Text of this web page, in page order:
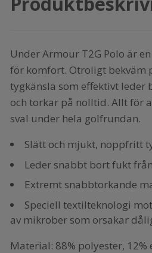
Under Armour T2G Polo är
för komfort. Otroligt bekväm
tygkänsla som effektivt leder
och torkar på nolltid. Allt för
sval under hela golfrundan.
Slätt och mjukt, noppfritt
Leder snabbt bort fukt
Extremt snabbtorkande
Speciell textilteknologi
av mikrober som orsakar
Material: 88% polyester, 12%